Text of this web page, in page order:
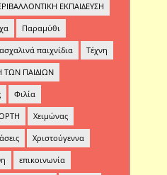
ΕΚΠΑΙΔΕΥΣΗ
Παραμύθι
παιχνίδια Τέχνη
ΠΑΙΔΙΩΝ
Φιλία
Χειμώνας
Χριστούγεννα
επικοινωνία